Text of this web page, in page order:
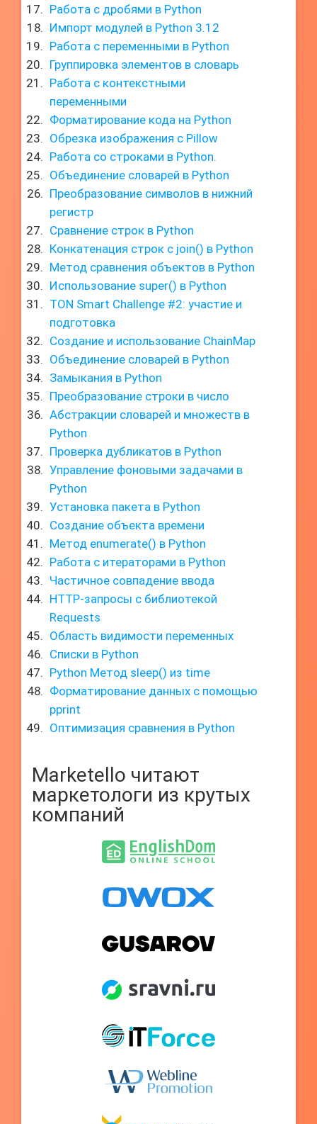
Работа с дробями в Python
Импорт модулей в Python 3.12
Работа с переменными в Python
Группировка элементов в словарь
Работа с контекстными
переменными
Форматирование кода на Python
Обрезка изображения с Pillow
Работа со строками в Python.
Объединение словарей в Python
Преобразование символов в нижний
регистр
Сравнение строк в Python
Конкатенация строк с join() в Python
Метод сравнения объектов в Python
Использование super() в Python
TON Smart Challenge #2: участие и
подготовка
Создание и использование ChainMap
Объединение словарей в Python
Замыкания в Python
Преобразование строки в число
Абстракции словарей и множеств в
Python
Проверка дубликатов в Python
Управление фоновыми задачами в
Python
Установка пакета в Python
Создание объекта времени
Метод enumerate() в Python
Работа с итераторами в Python
Частичное совпадение ввода
HTTP-запросы с библиотекой
Requests
Область видимости переменных
Списки в Python
Python Метод sleep() из time
Форматирование данных с помощью
pprint
Оптимизация сравнения в Python
Marketello читают
маркетологи из крутых
компаний